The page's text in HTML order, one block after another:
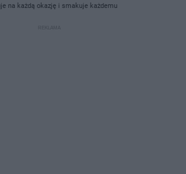
na każdą okazję i smakuje każdemu